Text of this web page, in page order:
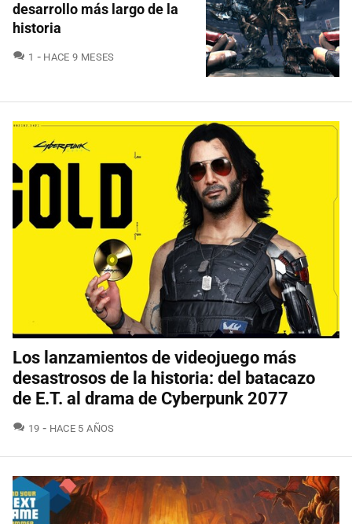
desarrollo más largo de la
historia
1 COMENTARIOS
HACE 9 MESES
Los lanzamientos de videojuego más
desastrosos de la historia: del batacazo
de E.T. al drama de Cyberpunk 2077
19 COMENTARIOS
HACE 5 AÑOS